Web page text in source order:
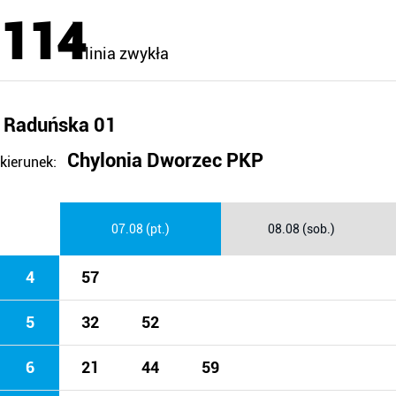
114linia zwykła
Raduńska 01
kierunek: Chylonia Dworzec PKP
07.08 (pt.) 08.08 (sob.)
4 57
5 32 52
6 21 44 59